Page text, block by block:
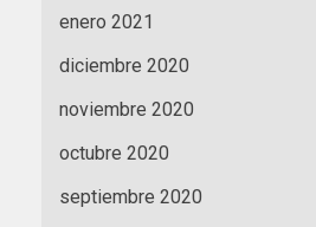
enero 2021
diciembre 2020
noviembre 2020
octubre 2020
septiembre 2020